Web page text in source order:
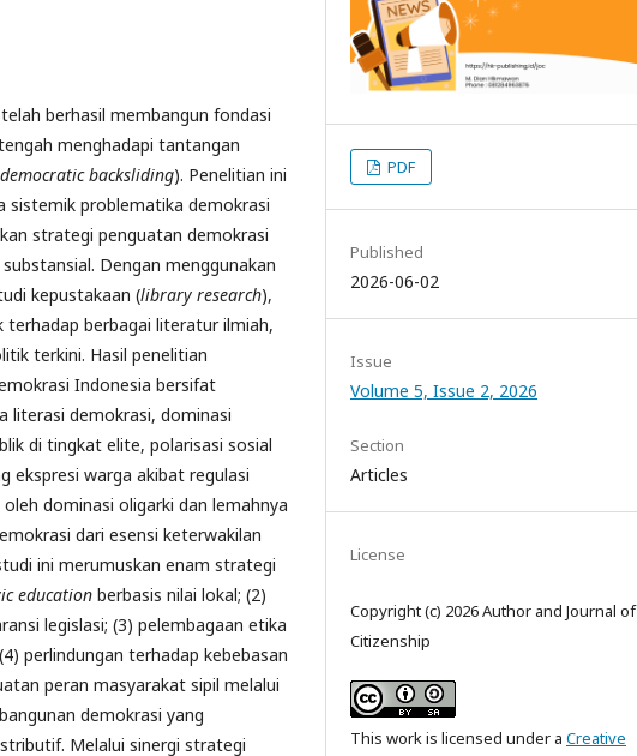
berhasil membangun fondasi
menghadapi tantangan
democratic backsliding). Penelitian ini
sistemik problematika demokrasi
strategi penguatan demokrasi
Dengan menggunakan
kepustakaan (library research),
berbagai literatur ilmiah,
terkini. Hasil penelitian
Indonesia bersifat
literasi demokrasi, dominasi
di tingkat elite, polarisasi sosial
ekspresi warga akibat regulasi
dominasi oligarki dan lemahnya
dari esensi keterwakilan
ini merumuskan enam strategi
education berbasis nilai lokal; (2)
legislasi; (3) pelembagaan etika
perlindungan terhadap kebebasan
peran masyarakat sipil melalui
demokrasi yang
Melalui sinergi strategi
PDF
Published
2026-06-02
Issue
Volume 5, Issue 2, 2026
Section
Articles
License
Copyright (c) 2026 Author and Journal of
Citizenship
This work is licensed under a Creative